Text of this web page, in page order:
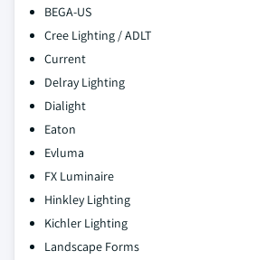
BEGA-US
Cree Lighting / ADLT
Current
Delray Lighting
Dialight
Eaton
Evluma
FX Luminaire
Hinkley Lighting
Kichler Lighting
Landscape Forms